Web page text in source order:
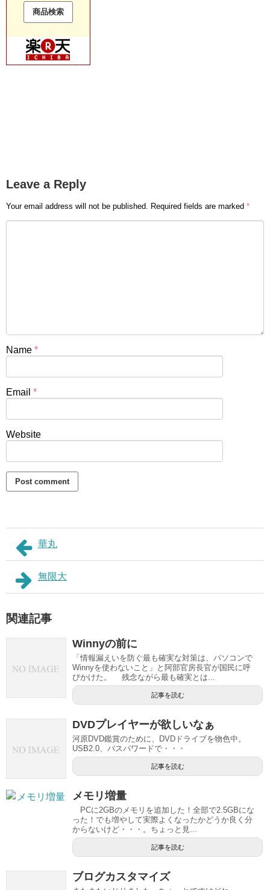
Leave a Reply
Your email address will not be published. Required fields are marked *
Name *
Email *
Website
華丸
無限大
関連記事
Winnyの前に
「情報漏えいを防ぐ最も確実な対策は、パソコンで
Winnyを使わないこと」と阿部官房長官が国民に呼
びかけた。 残念ながら最も確実とは...
記事を読む
DVDプレイヤーが欲しいなぁ
河原DVD鑑賞のために、DVDドライブを物色中。
USB2.0、バスパワードで・・・
記事を読む
メモリ増量
PCに2GBのメモリを追加した！全部で2.5GBにな
った！でも増やして実際よくなったかどうか良く分
からないけど・・・。ちょっと見...
記事を読む
ブログカスタマイズ